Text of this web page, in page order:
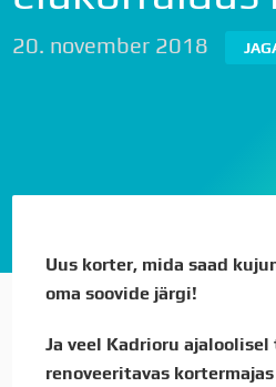
20. november 2018
Uus korter, mida saad
oma soovide järgi!
Ja veel Kadrioru ajaloolisel
renoveeritavas